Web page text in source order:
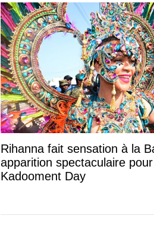
Rihanna fait sensation à la
apparition spectaculaire
Kadooment Day